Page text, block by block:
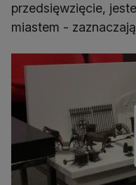
przedsięwzięcie,
miastem -